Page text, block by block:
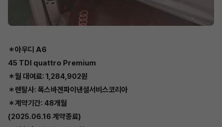
＊아우디 A6
45 TDI quattro Premium
＊월 대여료: 1,284,902원
＊렌탈사: 폭스바겐파이낸셜서비스코리아
＊계약기간: 48개월
(2025.06.16 계약종료)